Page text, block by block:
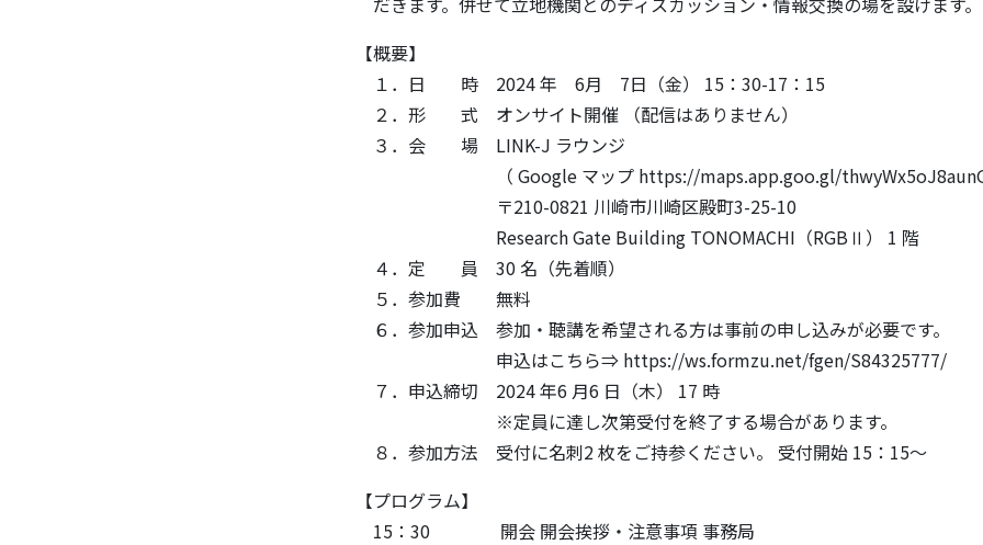
【概要】
１．日 時 2024 年 6月 7日（金） 15：30-17：15
２．形 式 オンサイト開催 （配信はありません）
３．会 場 LINK-J ラウンジ
（ Google マップ https://maps.app.goo.gl/
〒210-0821 川崎市川崎区殿町3-25-10
Research Gate Building TONOMACHI（RGBⅡ） 1 階
４．定 員 30 名（先着順）
５．参加費 無料
６．参加申込 参加・聴講を希望される方は事前の申し込みが必要です。
申込はこちら⇒ https://ws.formzu.net/fgen/S84325777/
７．申込締切 2024 年6 月6 日（木） 17 時
※定員に達し次第受付を終了する場合があります。
８．参加方法 受付に名刺2 枚をご持参ください。 受付開始 15：15～
【プログラム】
15：30 開会 開会挨拶・注意事項 事務局